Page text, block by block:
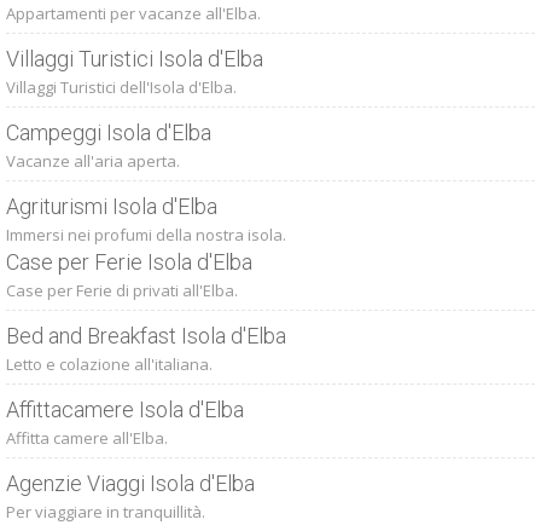
Appartamenti per vacanze all'Elba.
Villaggi Turistici Isola d'Elba
Villaggi Turistici dell'Isola d'Elba.
Campeggi Isola d'Elba
Vacanze all'aria aperta.
Agriturismi Isola d'Elba
Immersi nei profumi della nostra isola.
Case per Ferie Isola d'Elba
Case per Ferie di privati all'Elba.
Bed and Breakfast Isola d'Elba
Letto e colazione all'italiana.
Affittacamere Isola d'Elba
Affitta camere all'Elba.
Agenzie Viaggi Isola d'Elba
Per viaggiare in tranquillità.